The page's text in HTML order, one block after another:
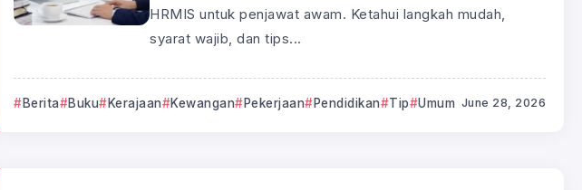
HRMIS untuk penjawat awam. Ketahui langkah mudah,
syarat wajib, dan tips...
Berita Buku Kerajaan Kewangan Pekerjaan Pendidikan Tip Umum June 28, 2026